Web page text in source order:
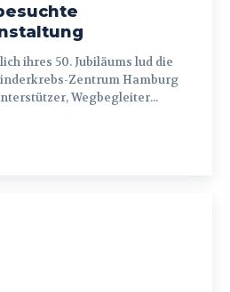
Zentrum Hamburg
Wegbegleiter...